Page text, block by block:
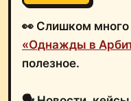
👀 Слишком много
«Однажды в
полезное.